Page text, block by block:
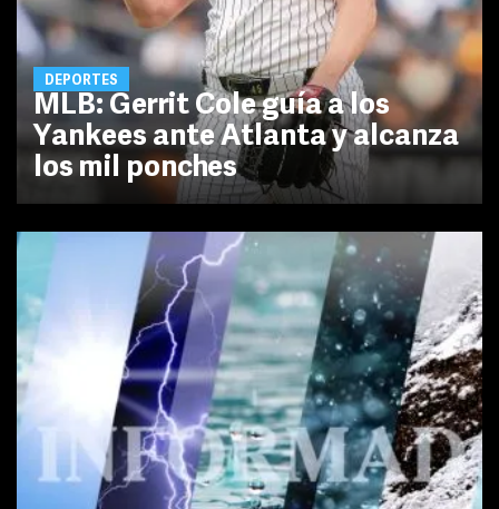
DEPORTES
MLB: Gerrit Cole guía a los
Yankees ante Atlanta y alcanza
los mil ponches